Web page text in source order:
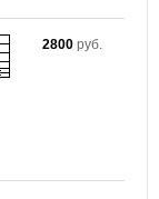
2800 руб.